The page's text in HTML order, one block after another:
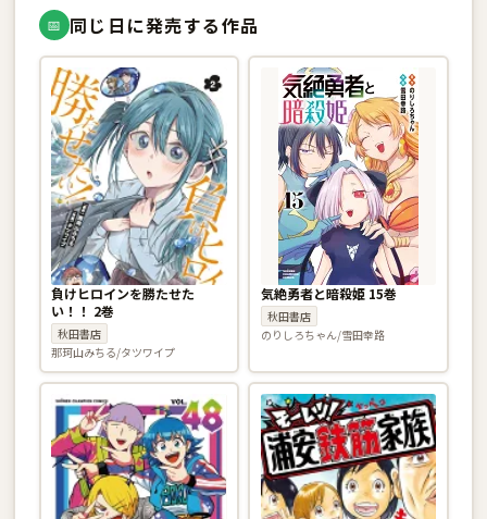
📅 同じ日に発売する作品
負けヒロインを勝たせた
い！！ 2巻
秋田書店
那珂山みちる/タツワイプ
気絶勇者と暗殺姫 15巻
秋田書店
のりしろちゃん/雪田幸路